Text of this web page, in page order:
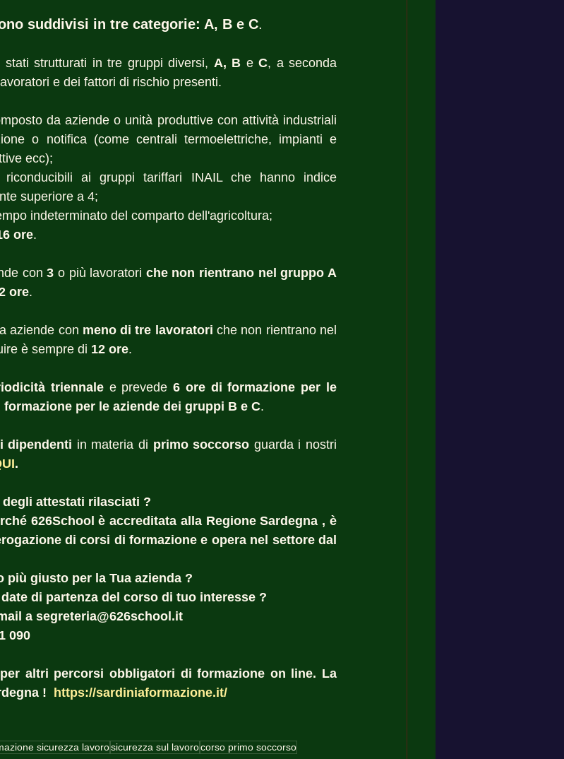
suddivisi in tre categorie: A, B e C.
strutturati in tre gruppi diversi, A, B e C, a seconda
e dei fattori di rischio presenti.
da aziende o unità produttive con attività industriali
o notifica (come centrali termoelettriche, impianti e
ecc);
ai gruppi tariffari INAIL che hanno indice
superiore a 4;
indeterminato del comparto dell'agricoltura;
ore.
con 3 o più lavoratori
ore.
aziende con meno di tre lavoratori che non rientrano nel
è sempre di 12 ore.
triennale e prevede 6 ore di formazione per le
per le aziende dei gruppi B e C.
dipendenti in materia di primo soccorso guarda i nostri
.
attestati rilasciati ?
626School è accreditata alla Regione Sardegna , è
di corsi di formazione e opera nel settore dal
giusto per la Tua azienda ?
di partenza del corso di tuo interesse ?
a segreteria@626school.it
090
altri percorsi obbligatori di formazione on line. La
! https://sardiniaformazione.it/
sicurezza lavorosicurezza sul lavorocorso primo soccorso